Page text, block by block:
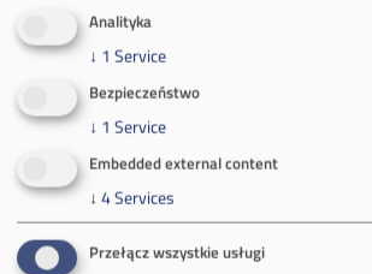
Spółka Południowy Koncern
Zakład Górniczy
Analityka
↓ 1 Service
Bezpieczeństwo
↓ 1 Service
Embedded external content
↓ 4Services
Przełącz wszystkie usługi